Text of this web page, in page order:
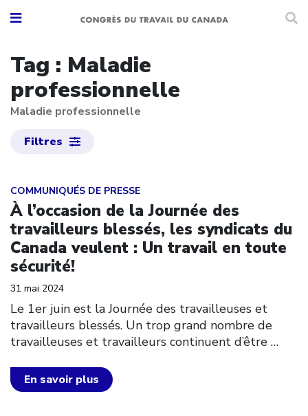
Tag : Maladie
professionnelle
Maladie professionnelle
Filtres
COMMUNIQUÉS DE PRESSE
À l’occasion de la Journée des
travailleurs blessés, les syndicats du
Canada veulent : Un travail en toute
sécurité!
31 mai 2024
Le 1er juin est la Journée des travailleuses et
travailleurs blessés. Un trop grand nombre de
travailleuses et travailleurs continuent d’être …
En savoir plus
Click to open the link